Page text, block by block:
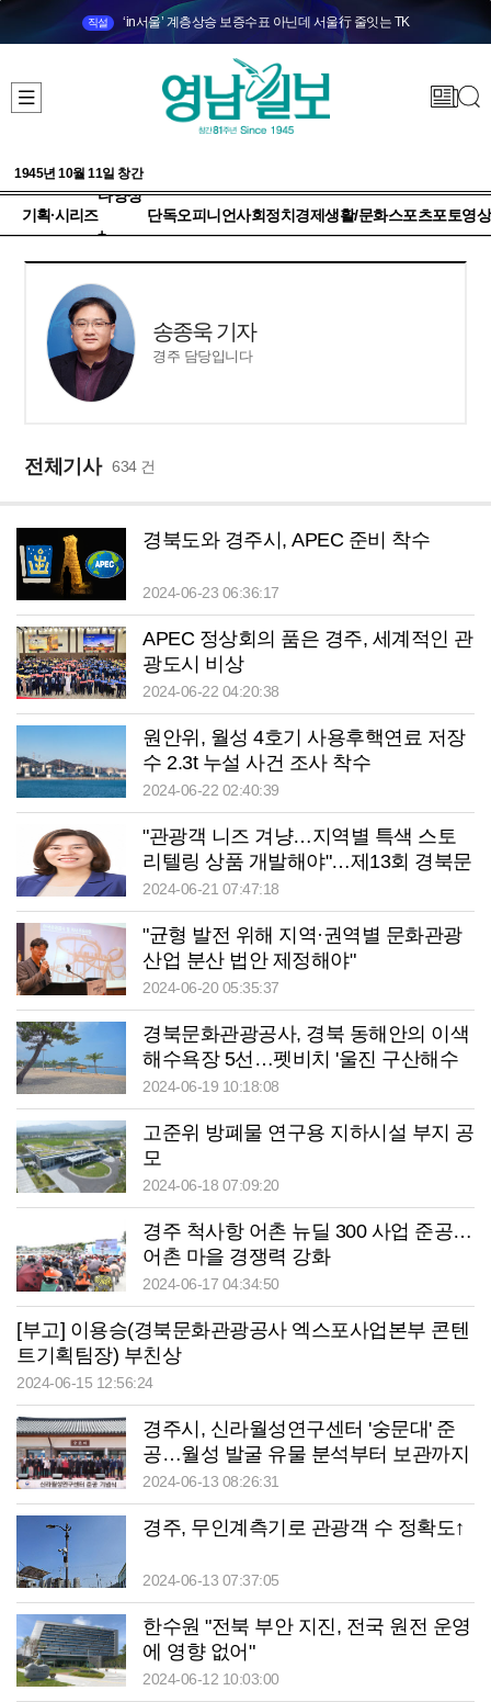
직설 ‘in서울’ 계층상승 보증수표 아닌데 서울行 줄잇는 TK
1945년 10월 11일 창간
기획·시리즈
다양성
+
단독오피니언사회정치 경제생활/문화스포츠포토영상
송종욱 기자
경주 담당입니다
전체기사 634 건
경북도와 경주시, APEC 준비 착수
2024-06-23 06:36:17
APEC 정상회의 품은 경주, 세계적인 관
광도시 비상
2024-06-22 04:20:38
원안위, 월성 4호기 사용후핵연료 저장
수 2.3t 누설 사건 조사 착수
2024-06-22 02:40:39
"관광객 니즈 겨냥…지역별 특색 스토
리텔링 상품 개발해야"…제13회 경북문
화관광산업 활성화 심포지엄
2024-06-21 07:47:18
"균형 발전 위해 지역·권역별 문화관광
산업 분산 법안 제정해야"
2024-06-20 05:35:37
경북문화관광공사, 경북 동해안의 이색
해수욕장 5선…펫비치 '울진 구산해수
욕장' 등
2024-06-19 10:18:08
고준위 방폐물 연구용 지하시설 부지 공
모
2024-06-18 07:09:20
경주 척사항 어촌 뉴딜 300 사업 준공…
어촌 마을 경쟁력 강화
2024-06-17 04:34:50
[부고] 이용승(경북문화관광공사 엑스포사업본부 콘텐
트기획팀장) 부친상
2024-06-15 12:56:24
경주시, 신라월성연구센터 '숭문대' 준
공…월성 발굴 유물 분석부터 보관까지
2024-06-13 08:26:31
경주, 무인계측기로 관광객 수 정확도↑
2024-06-13 07:37:05
한수원 "전북 부안 지진, 전국 원전 운영
에 영향 없어"
2024-06-12 10:03:00